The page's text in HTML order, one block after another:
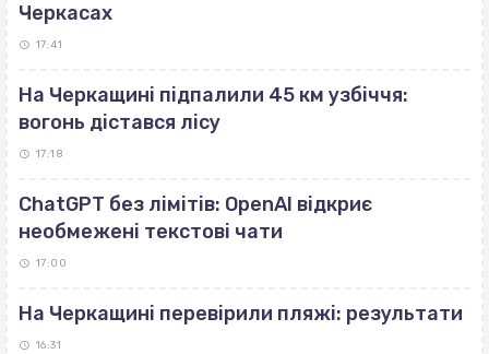
Черкасах
17:41
На Черкащині підпалили 45 км узбіччя:
вогонь дістався лісу
17:18
ChatGPT без лімітів: OpenAI відкриє
необмежені текстові чати
17:00
На Черкащині перевірили пляжі: результати
16:31